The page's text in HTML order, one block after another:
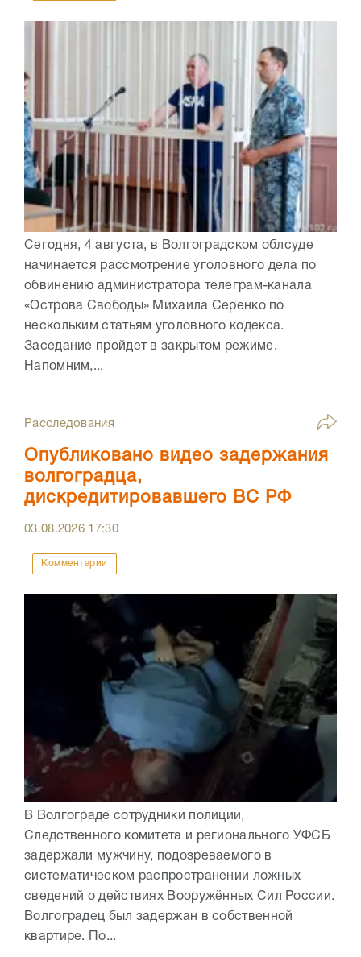
Сегодня, 4 августа, в Волгоградском облсуде
начинается рассмотрение уголовного дела по
обвинению администратора телеграм-канала
«Острова Свободы» Михаила Серенко по
нескольким статьям уголовного кодекса.
Заседание пройдет в закрытом режиме.
Напомним,...
Расследования
Опубликовано видео задержания
волгоградца,
дискредитировавшего ВС РФ
03.08.2026 17:30
Комментарии
В Волгограде сотрудники полиции,
Следственного комитета и регионального УФСБ
задержали мужчину, подозреваемого в
систематическом распространении ложных
сведений о действиях Вооружённых Сил России.
Волгоградец был задержан в собственной
квартире. По...